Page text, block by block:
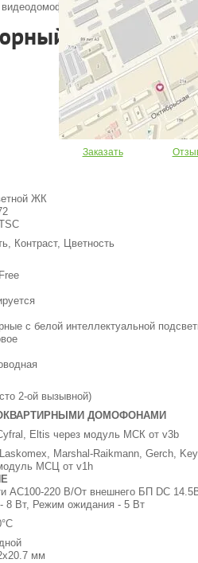
Заказать
видеодомофон
ЖК
Контраст, Цветность
с белой интеллектуальной
2-ой вызывной)
ДОМОФОНАМИ
Eltis через модуль МСК от v3b
Marshal-Raikmann, Gerch,
МСЦ от v1h
AC100-220 В/От внешнего БП DC
8 Вт, Режим ожидания - 5 Вт
мм